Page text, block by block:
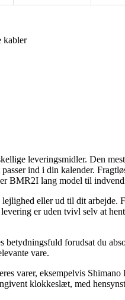
kabler
leveringsmidler. Den
ind i din kalender.
BMR2I lang model til
eller ud til dit
er uden tvivl selv at
forudsat du
vare.
varer, eksempelvis
klokkeslæt, med